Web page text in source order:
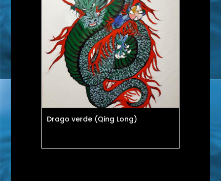
Drago verde (Qing Long)